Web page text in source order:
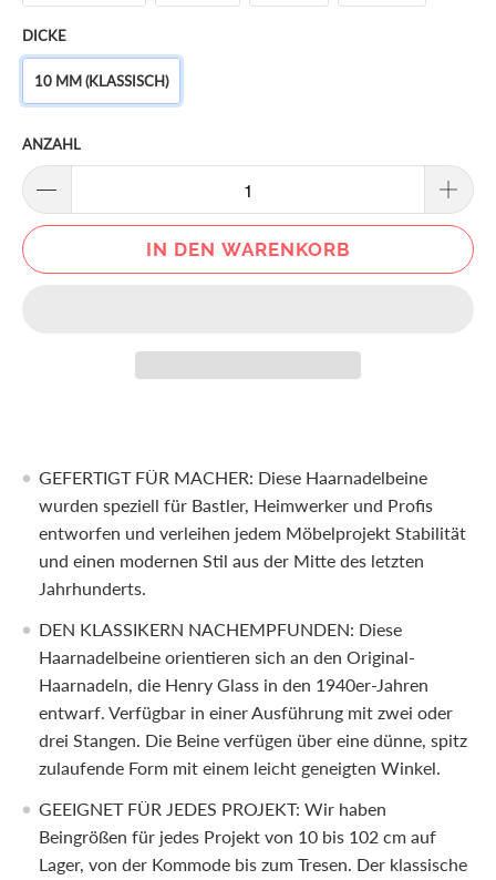
DICKE
10 MM (KLASSISCH)
ANZAHL
IN DEN WARENKORB
GEFERTIGT FÜR MACHER: Diese Haarnadelbeine
wurden speziell für Bastler, Heimwerker und Profis
entworfen und verleihen jedem Möbelprojekt Stabilität
und einen modernen Stil aus der Mitte des letzten
Jahrhunderts.
DEN KLASSIKERN NACHEMPFUNDEN: Diese
Haarnadelbeine orientieren sich an den Original-
Haarnadeln, die Henry Glass in den 1940er-Jahren
entwarf. Verfügbar in einer Ausführung mit zwei oder
drei Stangen. Die Beine verfügen über eine dünne, spitz
zulaufende Form mit einem leicht geneigten Winkel.
GEEIGNET FÜR JEDES PROJEKT: Wir haben
Beingrößen für jedes Projekt von 10 bis 102 cm auf
Lager, von der Kommode bis zum Tresen. Der klassische